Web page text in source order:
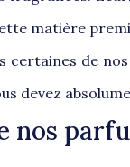
matière
certaines de
devez
nos